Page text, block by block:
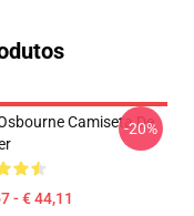
Camiseta De
- € 44,11
-20%